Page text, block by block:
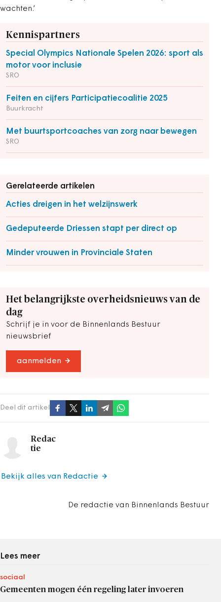
wachten.’
Kennispartners
Special Olympics Nationale Spelen 2026: sport als
motor voor inclusie
SRO
Feiten en cijfers Participatiecoalitie 2025
Buurkracht
Met buurtsportcoaches van zorg naar bewegen
SRO
Gerelateerde artikelen
Acties dreigen in het welzijnswerk
Gedeputeerde Driessen stapt per direct op
Minder vrouwen in Provinciale Staten
Het belangrijkste overheidsnieuws van de
dag
Schrijf je in voor de Binnenlands Bestuur
nieuwsbrief
aanmelden
Deel dit artikel
Redac
tie
De redactie van Binnenlands Bestuur
Bekijk alles van Redactie
Lees meer
sociaal
Gemeenten mogen één regeling later invoeren